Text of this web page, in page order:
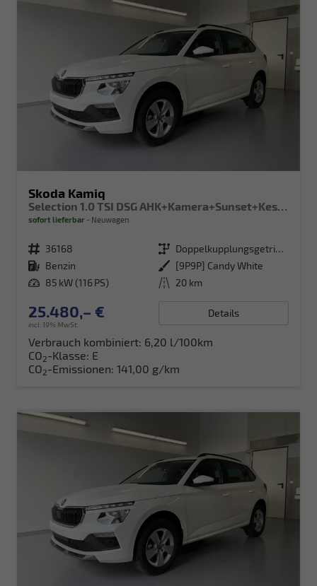
Skoda Kamiq
Selection 1.0 TSI DSG AHK+Kamera+Sunset+Kessy+AppConnect+Sitzheiz+Alu16+GV5
sofort lieferbar Neuwagen
Fahrzeugnr. 36168 Getriebe
Doppelkupplungsgetriebe (DSG)
Kraftstoff Benzin Außenfarbe [9P9P] Candy White
Leistung 85 kW (116 PS) Kilometerstand 20 km
25.480,– €
incl. 19% MwSt.
Details
Verbrauch kombiniert: 6,20 l/100km
CO2-Klasse: E
CO2-Emissionen: 141,00 g/km